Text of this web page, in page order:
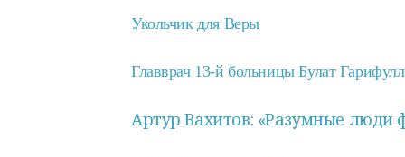
Укольчик для Веры
Главврач 13-й больницы Булат
Артур Вахитов: «Разумные люди